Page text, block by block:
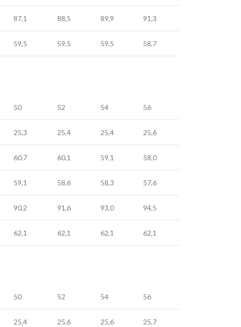
87,1 88,5 89,9 91,3
59,5 59,5 59,5 58,7
50 52 54 56
25,3 25,4 25,4 25,6
60,7 60,1 59,1 58,0
59,1 58,6 58,3 57,6
90,2 91,6 93,0 94,5
62,1 62,1 62,1 62,1
50 52 54 56
25,4 25,6 25,6 25,7